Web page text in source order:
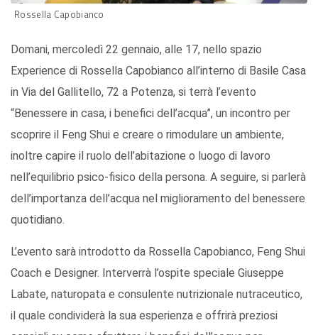
Rossella Capobianco
Domani, mercoledì 22 gennaio, alle 17, nello spazio
Experience di Rossella Capobianco all’interno di Basile Casa
in Via del Gallitello, 72 a Potenza, si terrà l’evento
“Benessere in casa, i benefici dell’acqua”, un incontro per
scoprire il Feng Shui e creare o rimodulare un ambiente,
inoltre capire il ruolo dell’abitazione o luogo di lavoro
nell’equilibrio psico-fisico della persona. A seguire, si parlerà
dell’importanza dell’acqua nel miglioramento del benessere
quotidiano.
L’evento sarà introdotto da Rossella Capobianco, Feng Shui
Coach e Designer. Interverrà l’ospite speciale Giuseppe
Labate, naturopata e consulente nutrizionale nutraceutico,
il quale condividerà la sua esperienza e offrirà preziosi